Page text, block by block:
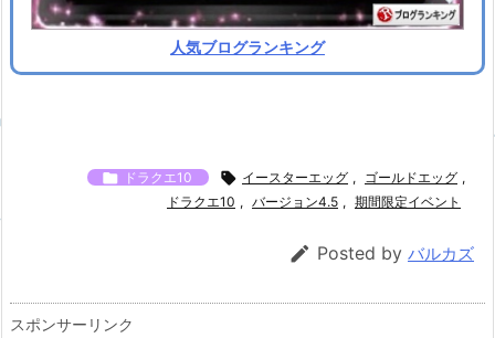
人気ブログランキング
 ドラクエ10  イースターエッグ , ゴールドエッグ ,
ドラクエ10 , バージョン4.5 , 期間限定イベント
 Posted by バルカズ
スポンサーリンク